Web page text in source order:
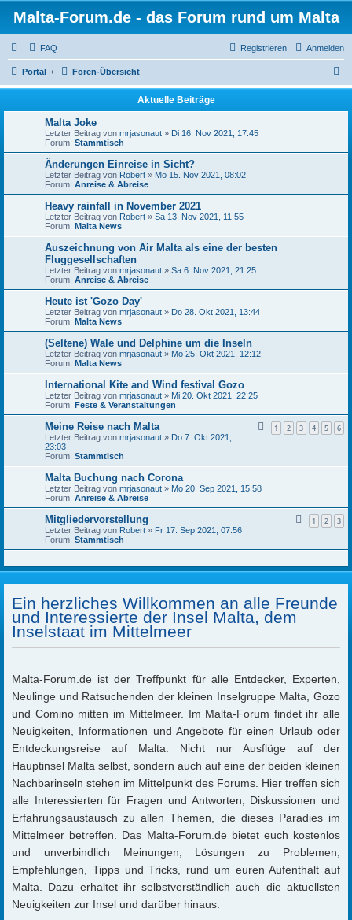
Malta-Forum.de - das Forum rund um Malta
FAQ Anmelden
Registrieren
Portal Foren-Übersicht
u
Aktuelle Beiträge
Malta Joke
Letzter Beitrag von mrjasonaut » Di 16. Nov 2021, 17:45
Forum: Stammtisch
Änderungen Einreise in Sicht?
Letzter Beitrag von Robert » Mo 15. Nov 2021, 08:02
Forum: Anreise & Abreise
Heavy rainfall in November 2021
Letzter Beitrag von Robert » Sa 13. Nov 2021, 11:55
Forum: Malta News
Auszeichnung von Air Malta als eine der besten
Fluggesellschaften
Letzter Beitrag von mrjasonaut » Sa 6. Nov 2021, 21:25
Forum: Anreise & Abreise
Heute ist 'Gozo Day'
Letzter Beitrag von mrjasonaut » Do 28. Okt 2021, 13:44
Forum: Malta News
(Seltene) Wale und Delphine um die Inseln
Letzter Beitrag von mrjasonaut » Mo 25. Okt 2021, 12:12
Forum: Malta News
International Kite and Wind festival Gozo
Letzter Beitrag von mrjasonaut » Mi 20. Okt 2021, 22:25
Forum: Feste & Veranstaltungen
Meine Reise nach Malta 1 2 3 4 5 6
Letzter Beitrag von mrjasonaut » Do 7. Okt 2021,
23:03
Forum: Stammtisch
Malta Buchung nach Corona
Letzter Beitrag von mrjasonaut » Mo 20. Sep 2021, 15:58
Forum: Anreise & Abreise
Mitgliedervorstellung 1 2 3
Letzter Beitrag von Robert » Fr 17. Sep 2021, 07:56
Forum: Stammtisch
Ein herzliches Willkommen an alle Freunde
und Interessierte der Insel Malta, dem
Inselstaat im Mittelmeer
Malta-Forum.de ist der Treffpunkt für alle Entdecker, Experten,
Neulinge und Ratsuchenden der kleinen Inselgruppe Malta, Gozo
und Comino mitten im Mittelmeer. Im Malta-Forum findet ihr alle
Neuigkeiten, Informationen und Angebote für einen Urlaub oder
Entdeckungsreise auf Malta. Nicht nur Ausflüge auf der
Hauptinsel Malta selbst, sondern auch auf eine der beiden kleinen
Nachbarinseln stehen im Mittelpunkt des Forums. Hier treffen sich
alle Interessierten für Fragen und Antworten, Diskussionen und
Erfahrungsaustausch zu allen Themen, die dieses Paradies im
Mittelmeer betreffen. Das Malta-Forum.de bietet euch kostenlos
und unverbindlich Meinungen, Lösungen zu Problemen,
Empfehlungen, Tipps und Tricks, rund um euren Aufenthalt auf
Malta. Dazu erhaltet ihr selbstverständlich auch die aktuellsten
Neuigkeiten zur Insel und darüber hinaus.